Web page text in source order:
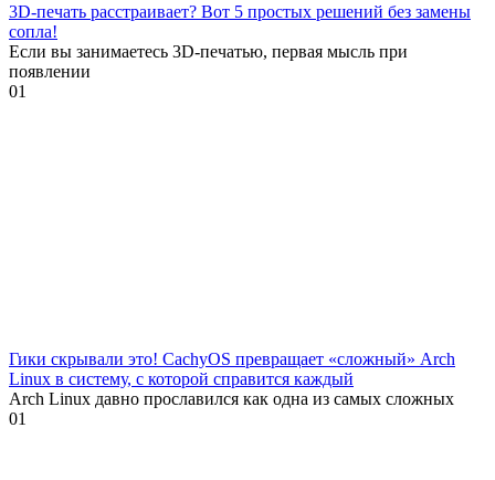
3D-печать расстраивает? Вот 5 простых решений без замены
сопла!
Если вы занимаетесь 3D-печатью, первая мысль при
появлении
01
Гики скрывали это! CachyOS превращает «сложный» Arch
Linux в систему, с которой справится каждый
Arch Linux давно прославился как одна из самых сложных
01